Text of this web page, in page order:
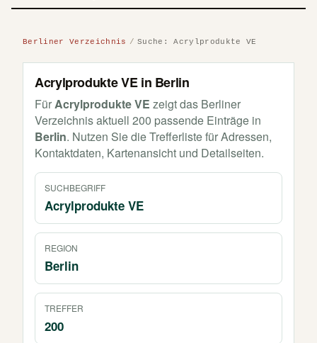
Berliner Verzeichnis Suche: Acrylprodukte VE
Acrylprodukte VE in Berlin
FürAcrylprodukte VE zeigt das Berliner
Verzeichnis aktuell 200 passende Einträge in
Berlin. Nutzen Sie die Trefferliste für Adressen,
Kontaktdaten, Kartenansicht und Detailseiten.
SUCHBEGRIFF
Acrylprodukte VE
REGION
Berlin
TREFFER
200